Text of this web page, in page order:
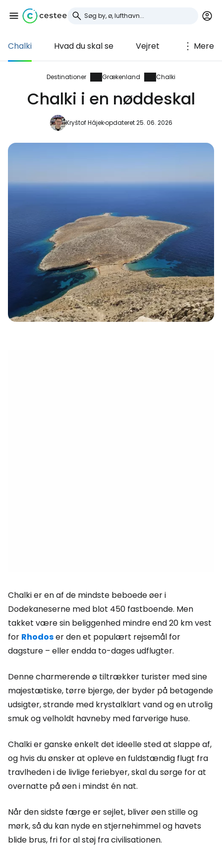
Chalki Hvad du skal se Vejret Mere
Destinationer Grækenland Chalki
Chalki i en nøddeskal
Kryštof Hájekopdateret 25. 06. 2026
Chalki er en af de mindste beboede øer i
Dodekaneserne med blot 450 fastboende. Men
takket være sin beliggenhed mindre end 20 km vest
for Rhodoser den et populært rejsemål for
dagsture – eller endda to-dages udflugter.
Denne charmerende ø tiltrækker turister med sine
majestætiske, tørre bjerge, der byder på betagende
udsigter, strande med krystalklart vand og en utrolig
smuk og velholdt havneby med farverige huse.
Chalki er ganske enkelt det ideelle sted at slappe af,
og hvis du ønsker at opleve en fuldstændig flugt fra
travlheden i de livlige feriebyer, skal du sørge for at
overnatte på øen i mindst én nat.
Når den sidste færge er sejlet, bliver øen stille og
mørk, så du kan nyde en stjernehimmel og havets
blide brus, fri for al støj fra civilisationen.
Log ind på Cestee
... det verdensomspændende
rejsefællesskab
Fortsæt med Google